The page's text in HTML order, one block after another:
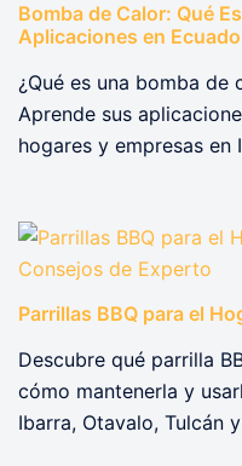
Bomba de Calor: Qué
Aplicaciones en
¿Qué es una bomba de
Aprende sus
hogares y empresas en
Parrillas BBQ para el
Descubre qué parrilla
cómo mantenerla y
Ibarra, Otavalo, Tulcán